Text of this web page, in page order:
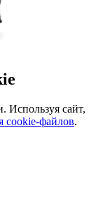
Используя сайт,
cookie-файлов.